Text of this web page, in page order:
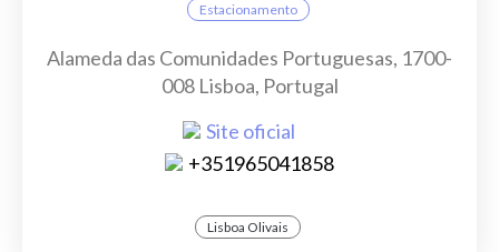
Estacionamento
Alameda das Comunidades Portuguesas, 1700-
008 Lisboa, Portugal
Site oficial
+351965041858
Lisboa Olivais